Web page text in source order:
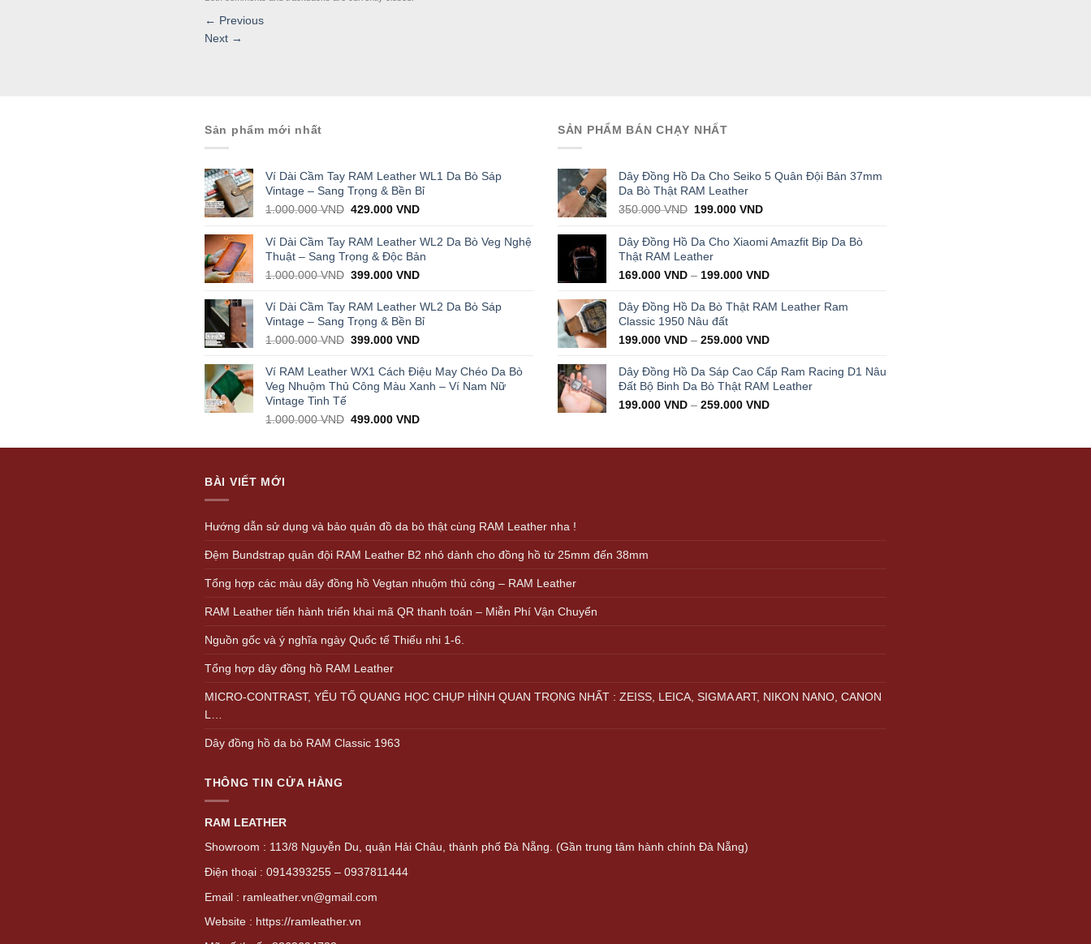
← Previous
Next →
Sản phẩm mới nhất
Ví Dài Cầm Tay RAM Leather WL1 Da Bò Sáp
Vintage – Sang Trọng & Bền Bỉ
1.000.000VND Original
was:
1.000.000 VND.
429.000VNDCurrent
is:
429.000 VND.
Ví Dài Cầm Tay RAM Leather WL2 Da Bò Veg Nghệ
Thuật – Sang Trọng & Độc Bản
1.000.000VND Original
was:
1.000.000 VND.
399.000VNDCurrent
is:
399.000 VND.
Ví Dài Cầm Tay RAM Leather WL2 Da Bò Sáp
Vintage – Sang Trọng & Bền Bỉ
1.000.000VND Original
was:
1.000.000 VND.
399.000VNDCurrent
is:
399.000 VND.
Ví RAM Leather WX1 Cách Điệu May Chéo Da Bò
Veg Nhuộm Thủ Công Màu Xanh – Ví Nam Nữ
Vintage Tinh Tế
1.000.000VND Original
was:
499.000VNDCurrent
is:
SẢN PHẨM BÁN CHẠY NHẤT
Dây Đồng Hồ Da Cho Seiko 5 Quân Đội Bản 37mm
Da Bò Thật RAM Leather
350.000VND Original
was:
350.000 VND.
199.000VNDCurrent
is:
199.000 VND.
Dây Đồng Hồ Da Cho Xiaomi Amazfit Bip Da Bò
Thật RAM Leather
169.000 VND – 199.000 VND
Dây Đồng Hồ Da Bò Thật RAM Leather Ram
Classic 1950 Nâu đất
199.000 VND – 259.000 VND
Dây Đồng Hồ Da Sáp Cao Cấp Ram Racing D1 Nâu
Đất Bộ Binh Da Bò Thật RAM Leather
199.000 VND – 259.000 VND
BÀI VIẾT MỚI
Hướng dẫn sử dụng và bảo quản đồ da bò thật cùng RAM Leather nha !
Đệm Bundstrap quân đội RAM Leather B2 nhỏ dành cho đồng hồ từ 25mm đến 38mm
Tổng hợp các màu dây đồng hồ Vegtan nhuộm thủ công – RAM Leather
RAM Leather tiến hành triển khai mã QR thanh toán – Miễn Phí Vận Chuyển
Nguồn gốc và ý nghĩa ngày Quốc tế Thiếu nhi 1-6.
Tổng hợp dây đồng hồ RAM Leather
MICRO-CONTRAST, YẾU TỐ QUANG HỌC CHỤP HÌNH QUAN TRỌNG NHẤT : ZEISS, LEICA, SIGMA ART, NIKON NANO, CANON
L…
Dây đồng hồ da bò RAM Classic 1963
THÔNG TIN CỬA HÀNG
RAM LEATHER
Showroom : 113/8 Nguyễn Du, quận Hải Châu, thành phố Đà Nẵng. (Gần trung tâm hành chính Đà Nẵng)
Điện thoại : 0914393255 – 0937811444
Email : ramleather.vn@gmail.com
Website : https://ramleather.vn